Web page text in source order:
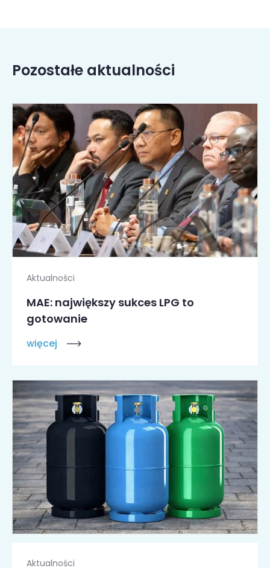
Pozostałe aktualności
Aktualności
MAE: największy sukces LPG to
gotowanie
więcej
Aktualności